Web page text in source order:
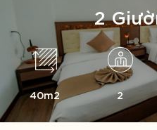
2
40m2 2